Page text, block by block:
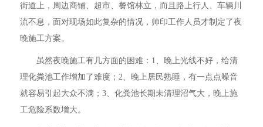
街道上，周边商铺、超市、餐馆林立，而且路上行人、车辆川
流不息，面对现场如此复杂的情况，帅印工作人员才制定了夜
晚施工方案。
虽然夜晚施工有几方面的困难：1、晚上光线不好，给清
理化粪池工作增加了难度；2、晚上居民熟睡，有一点点噪音
就容易引起大众不满；3、化粪池长期未清理沼气大，晚上施
工危险系数增大。